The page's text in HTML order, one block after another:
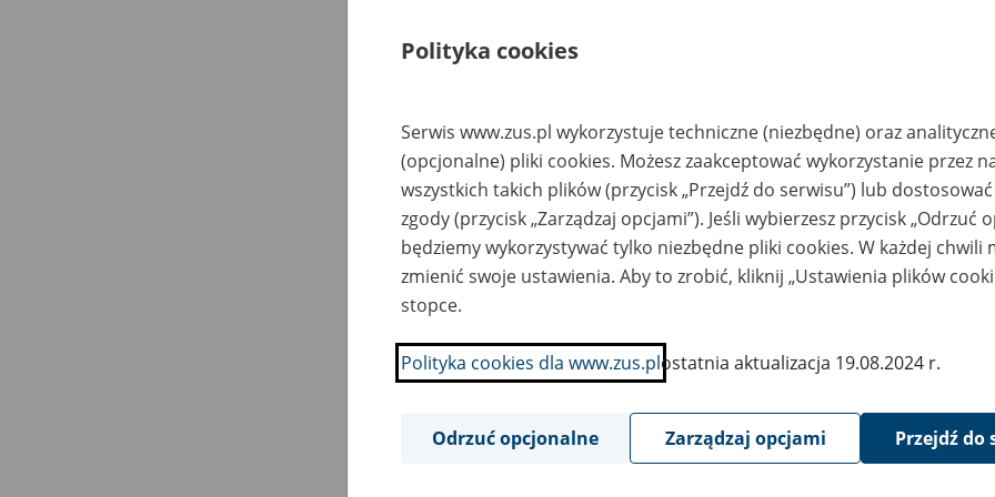
2015-02-4
Zaktualizowano stronę "Rejestr upoważnień i
bezpiecznym podpisem elektronicznym wydanych
2015-01-22
Zaktualizowano stronę "Rejestr upoważnień i
bezpiecznym podpisem elektronicznym wydanych
2014-12-17
Zaktualizowano stronę "Rejestr upoważnień i
2014-12-4
Zaktualizowano stronę "Rejestr upoważnień i
bezpiecznym podpisem elektronicznym wydanych
Polityka cookies
Serwis www.zus.pl wykorzystuje techniczne (niezbędne) oraz
(opcjonalne) pliki cookies. Możesz zaakceptować wykorzystanie przez
wszystkich takich plików (przycisk „Przejdź do serwisu”) lub
zgody (przycisk „Zarządzaj opcjami”). Jeśli wybierzesz przycisk „Odrzuć
będziemy wykorzystywać tylko niezbędne pliki cookies. W każdej chwili
zmienić swoje ustawienia. Aby to zrobić, kliknij „Ustawienia plików
stopce.
Polityka cookies dla www.zus.plostatnia aktualizacja 19.08.2024 r.
Odrzuć opcjonalne Zarządzaj opcjami Przejdź do